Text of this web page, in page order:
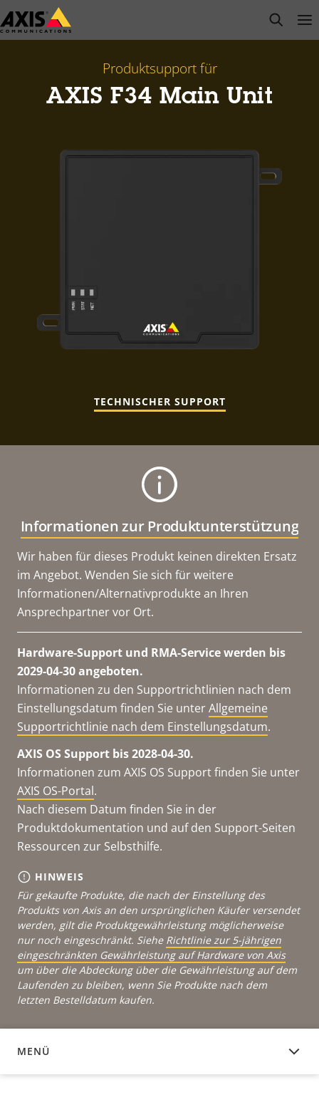
Zum
Hauptinhalt
open
Produktsupport für
AXIS F34 Main Unit
TECHNISCHER SUPPORT
Informationen zur Produktunterstützung
Wir haben für dieses Produkt keinen direkten Ersatz
im Angebot. Wenden Sie sich für weitere
Informationen/Alternativprodukte an Ihren
Ansprechpartner vor Ort.
Hardware-Support und RMA-Service werden bis
2029-04-30 angeboten.
Informationen zu den Supportrichtlinien nach dem
Einstellungsdatum finden Sie unterAllgemeine
Supportrichtlinie nach dem Einstellungsdatum.
AXIS OS Support bis 2028-04-30.
Informationen zum AXIS OS Support finden Sie unter
AXIS OS-Portal.
Nach diesem Datum finden Sie in der
Produktdokumentation und auf den Support-Seiten
Ressourcen zur Selbsthilfe.
HINWEIS
Für gekaufte Produkte, die nach der Einstellung des
Produkts von Axis an den ursprünglichen Käufer versendet
werden, gilt die Produktgewährleistung möglicherweise
nur noch eingeschränkt. Siehe Richtlinie zur 5-jährigen
eingeschränkten Gewährleistung auf Hardware von Axis
um über die Abdeckung über die Gewährleistung auf dem
Laufenden zu bleiben, wenn Sie Produkte nach dem
letzten Bestelldatum kaufen.
MENÜ
GERÄTESOFTWARE